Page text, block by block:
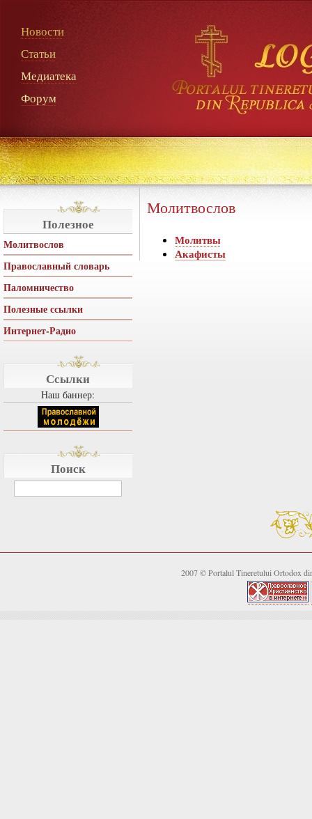
Новости
Статьи
Медиатека
Форум
Полезное
Молитвослов
Православный словарь
Паломничество
Полезные ссылки
Интернет-Радио
Ссылки
Наш баннер:
Поиск
Молитвослов
Молитвы
Акафисты
2007 © Portalul Tineretului Ortodox